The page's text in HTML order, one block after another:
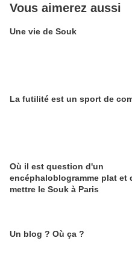
Vous aimerez aussi
Une vie de Souk
La futilité est un sport de
Où il est question d'un
encéphaloblogramme plat et
mettre le Souk à Paris
Un blog ? Où ça ?